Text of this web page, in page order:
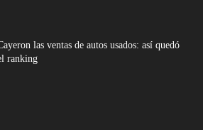
las ventas de autos usados: así quedó
ranking